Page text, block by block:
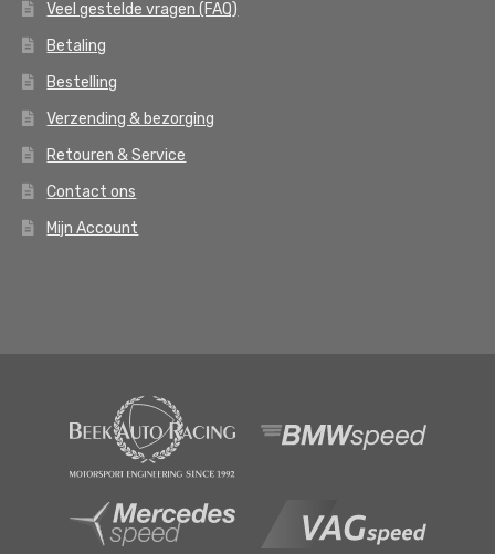
Veel gestelde vragen (FAQ)
Betaling
Bestelling
Verzending & bezorging
Retouren & Service
Contact ons
Mijn Account